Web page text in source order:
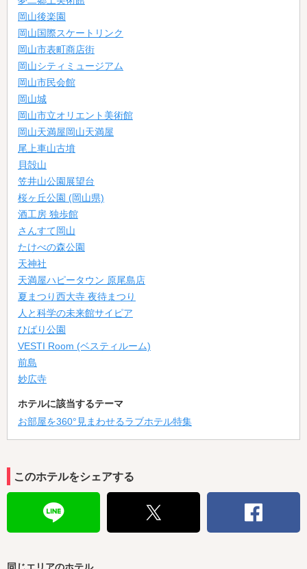
岡山後楽園
岡山国際スケートリンク
岡山市表町商店街
岡山シティミュージアム
岡山市民会館
岡山城
岡山市立オリエント美術館
岡山天満屋岡山天満屋
尾上車山古墳
貝殻山
笠井山公園展望台
桜ヶ丘公園 (岡山県)
酒工房 独歩館
さんすて岡山
たけべの森公園
天神社
天満屋ハピータウン 原尾島店
夏まつり西大寺 夜待まつり
人と科学の未来館サイピア
ひばり公園
VESTI Room (ベスティルーム)
前島
妙広寺
ホテルに該当するテーマ
お部屋を360°見まわせるラブホテル特集
このホテルをシェアする